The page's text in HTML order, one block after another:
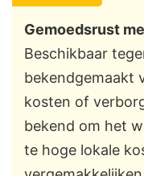
Gemoedsrust
Beschikbaar
bekendgemaakt
kosten of
bekend om het
te hoge lokale